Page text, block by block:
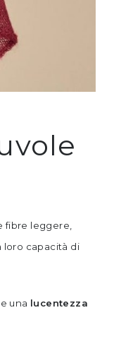
fibre leggere,
loro capacità di
e una lucentezza